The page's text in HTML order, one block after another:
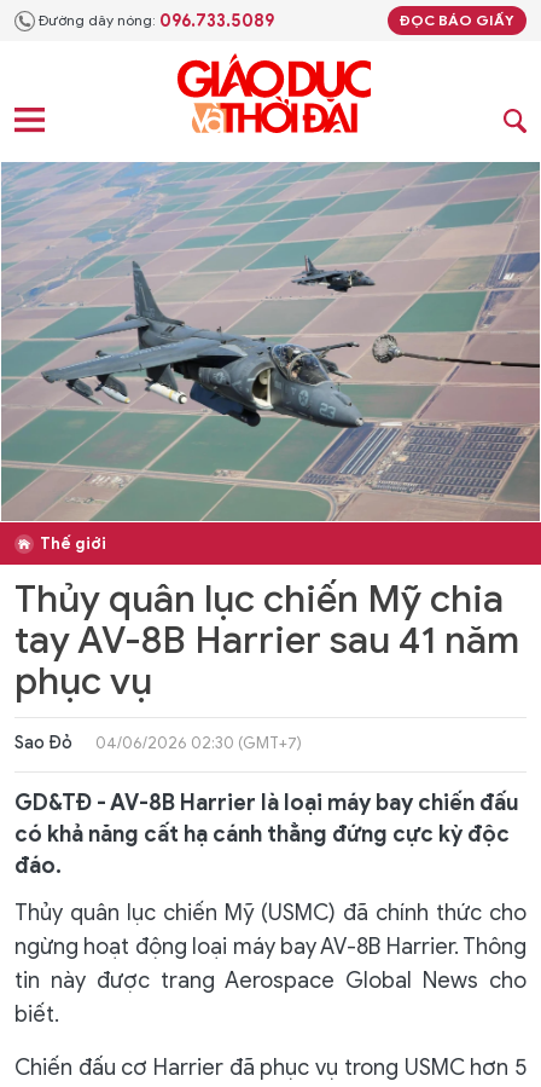
Đường dây nóng: 096.733.5089 ĐỌC BÁO GIẤY
Thế giới
Thủy quân lục chiến Mỹ chia
tay AV-8B Harrier sau 41 năm
phục vụ
Sao Đỏ 04/06/2026 02:30 (GMT+7)
GD&TĐ - AV-8B Harrier là loại máy bay chiến đấu
có khả năng cất hạ cánh thẳng đứng cực kỳ độc
đáo.
Thủy quân lục chiến Mỹ (USMC) đã chính thức cho
ngừng hoạt động loại máy bay AV-8B Harrier. Thông
tin này được trang Aerospace Global News cho
biết.
Chiến đấu cơ Harrier đã phục vụ trong USMC hơn 5